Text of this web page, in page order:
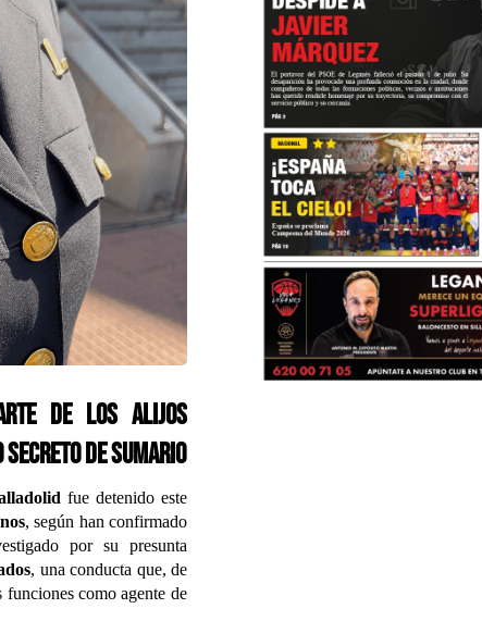
de los alijos
de sumario
fue detenido este
, según han confirmado
por su presunta
, una conducta que, de
como agente de